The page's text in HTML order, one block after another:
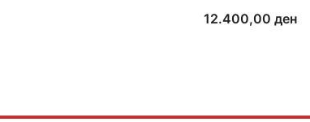
12.400,00ден